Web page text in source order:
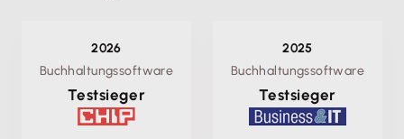
2026
Buchhaltungssoftware
Testsieger
2025
Buchhaltungssoftware
Testsieger